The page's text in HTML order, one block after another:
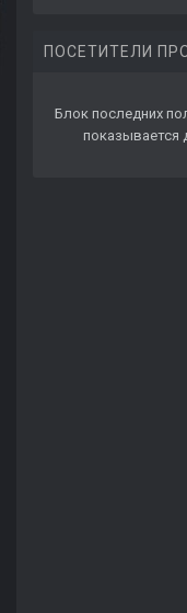
ПОСЕТИТЕЛИ
Блок последних
показывается